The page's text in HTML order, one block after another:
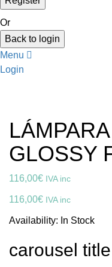
Or
Back to login
Menu
Login
GLOSSY
116,00€ IVA inc
116,00€ IVA inc
Availability: In Stock
carousel title